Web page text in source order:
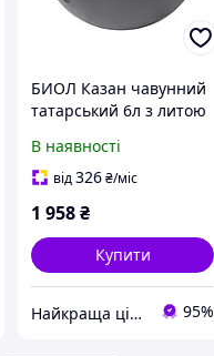
БИОЛ Казан чавунний
татарський 6л з литою
В наявності
від326₴/міс
1 958₴
Купити
Найкраща ціна 95%